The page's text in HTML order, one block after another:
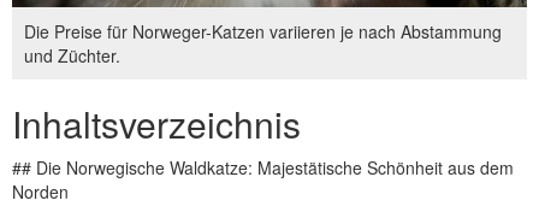
Die Preise für Norweger-Katzen variieren je nach Abstammung
und Züchter.
Inhaltsverzeichnis
## Die Norwegische Waldkatze: Majestätische Schönheit aus dem
Norden